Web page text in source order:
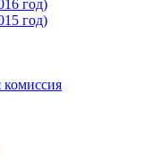
год)
год)
комиссия